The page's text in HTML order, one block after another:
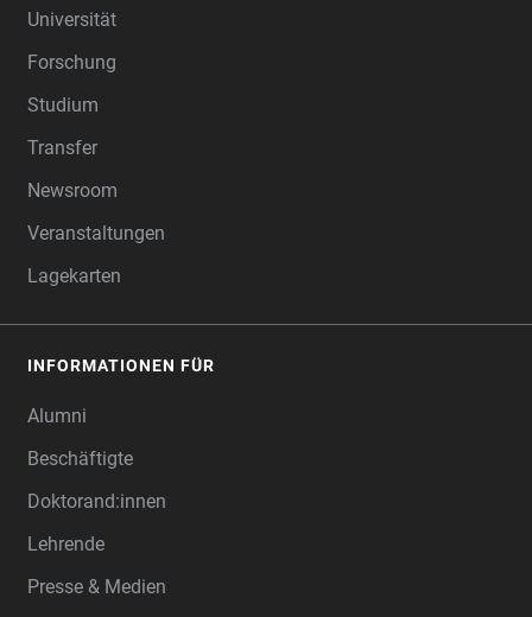
Universität
Forschung
Studium
Transfer
Newsroom
Veranstaltungen
Lagekarten
INFORMATIONEN FÜR
Alumni
Beschäftigte
Doktorand:innen
Lehrende
Presse & Medien